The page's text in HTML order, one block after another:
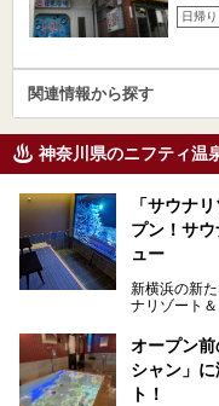
日帰り
関連情報から探す
神奈川県のニフティ温
「サウナ
プン！サ
ュー
新横浜の新
ナリゾート
す。サウナ
ペースの過
常の疲れを
は必見です。
オープン
シャン」
ト！